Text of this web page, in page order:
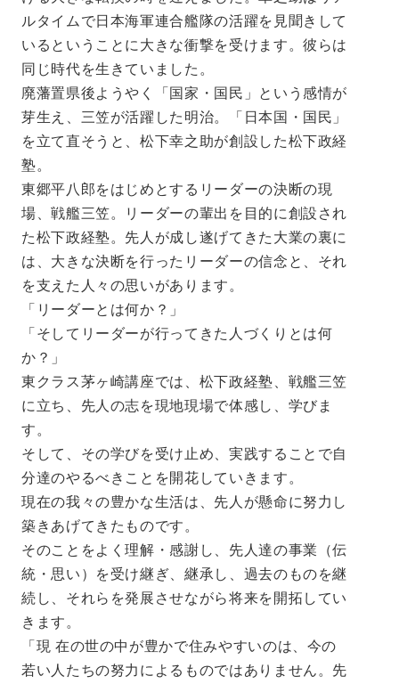
ルタイムで日本海軍連合艦隊の活躍を見聞きして
いるということに大きな衝撃を受けます。彼らは
同じ時代を生きていました。
廃藩置県後ようやく「国家・国民」という感情が
芽生え、三笠が活躍した明治。「日本国・国民」
を立て直そうと、松下幸之助が創設した松下政経
塾。
東郷平八郎をはじめとするリーダーの決断の現
場、戦艦三笠。リーダーの輩出を目的に創設され
た松下政経塾。先人が成し遂げてきた大業の裏に
は、大きな決断を行ったリーダーの信念と、それ
を支えた人々の思いがあります。
「リーダーとは何か？」
「そしてリーダーが行ってきた人づくりとは何
か？」
東クラス茅ヶ崎講座では、松下政経塾、戦艦三笠
に立ち、先人の志を現地現場で体感し、学びま
す。
そして、その学びを受け止め、実践することで自
分達のやるべきことを開花していきます。
現在の我々の豊かな生活は、先人が懸命に努力し
築きあげてきたものです。
そのことをよく理解・感謝し、先人達の事業（伝
統・思い）を受け継ぎ、継承し、過去のものを継
続し、それらを発展させながら将来を開拓してい
きます。
「現 在の世の中が豊かで住みやすいのは、今の
若い人たちの努力によるものではありません。先